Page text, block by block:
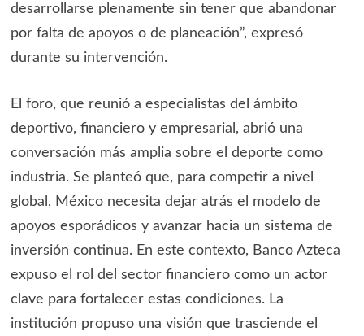
desarrollarse plenamente sin tener que abandonar
por falta de apoyos o de planeación”, expresó
durante su intervención.
El foro, que reunió a especialistas del ámbito
deportivo, financiero y empresarial, abrió una
conversación más amplia sobre el deporte como
industria. Se planteó que, para competir a nivel
global, México necesita dejar atrás el modelo de
apoyos esporádicos y avanzar hacia un sistema de
inversión continua. En este contexto, Banco Azteca
expuso el rol del sector financiero como un actor
clave para fortalecer estas condiciones. La
institución propuso una visión que trasciende el